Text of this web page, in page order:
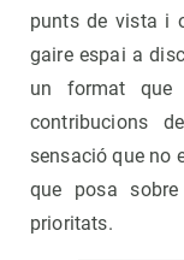
punts de vista i
gaire espai a
un format que
contribucions
sensació que no
que posa
prioritats.